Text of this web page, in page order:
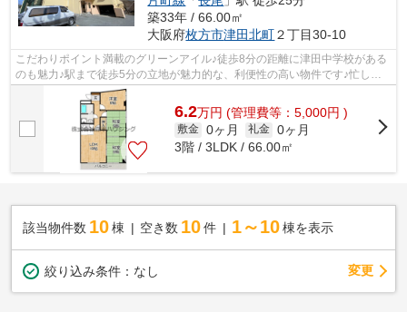
築33年 / 66.00㎡
大阪府枚方市津田北町２丁目30-10
こだわりポイント満載のグリーンアイル♪徒歩8分の距離に津田中学校がある
のも魅力♪駅まで徒歩5分の立地が魅力的な、利便性の高い物件です♪忙しい
日でもゴミ出しをサクッと終えられるよ...
6.2万円 (管理費等：5,000円 )
敷金 0ヶ月 礼金 0ヶ月
3階 / 3LDK / 66.00㎡
該当物件数 10棟 空き数 10 件 1～10 棟を表示
絞り込み条件： なし 変更